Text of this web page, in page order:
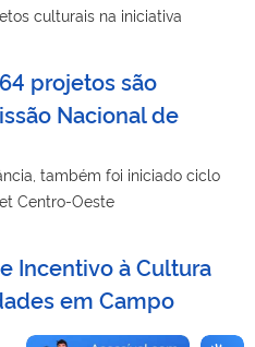
culturais na iniciativa
projetos são
Nacional de
também foi iniciado ciclo
Centro-Oeste
Incentivo à Cultura
em Campo